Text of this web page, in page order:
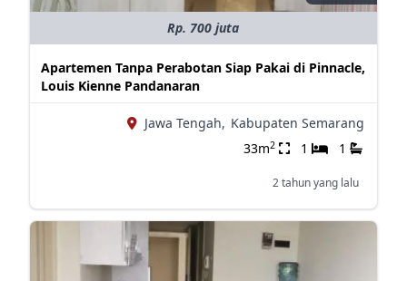
Rp. 700 juta
Apartemen Tanpa Perabotan Siap Pakai di Pinnacle,
Louis Kienne Pandanaran
Jawa Tengah, Kabupaten Semarang
33m2 1 1
2 tahun yang lalu